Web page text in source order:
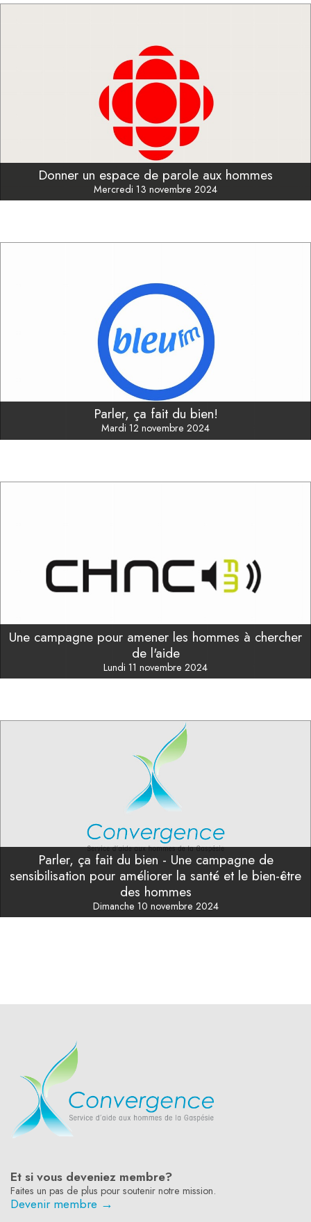
Donner un espace de parole aux hommes
Mercredi 13 novembre 2024
Parler, ça fait du bien!
Mardi 12 novembre 2024
Une campagne pour amener les hommes à chercher
de l'aide
Lundi 11 novembre 2024
Parler, ça fait du bien - Une campagne de
sensibilisation pour améliorer la santé et le bien-être
des hommes
Dimanche 10 novembre 2024
Et si vous deveniez membre?
Faites un pas de plus pour soutenir notre mission.
Devenir membre →